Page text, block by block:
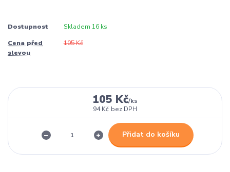
Dostupnost Skladem 16 ks
Cena před
slevou
105 Kč
105 Kč/ks
94 Kč bez DPH
Přidat do košíku